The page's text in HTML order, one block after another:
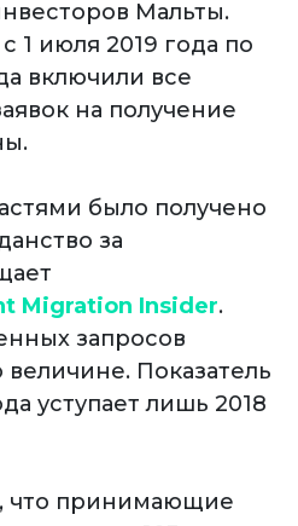
Мальты.
1 июля 2019 года по
включили все
на получение
было получено
за
Migration Insider.
запросов
Показатель
уступает лишь 2018
что принимающие